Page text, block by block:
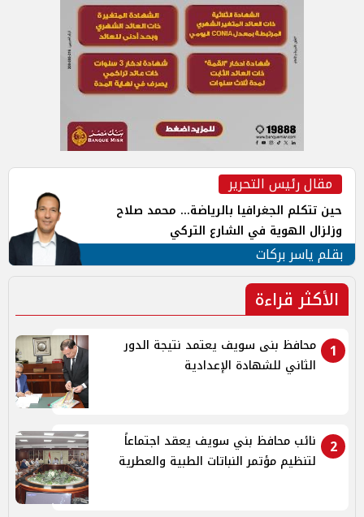
مقال رئيس التحرير
حين تتكلم الجغرافيا بالرياضة... محمد صلاح
وزلزال الهوية في الشارع التركي
بقلم ياسر بركات
الأكثر قراءة
1
محافظ بنى سويف يعتمد نتيجة الدور
الثاني للشهادة الإعدادية
2
نائب محافظ بني سويف يعقد اجتماعاً
لتنظيم مؤتمر النباتات الطبية والعطرية